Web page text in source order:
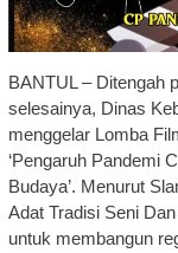
BANTUL – Ditengah
selesainya, Dinas
menggelar Lomba
‘Pengaruh Pandemi
Budaya’. Menurut
Adat Tradisi Seni
untuk membangun